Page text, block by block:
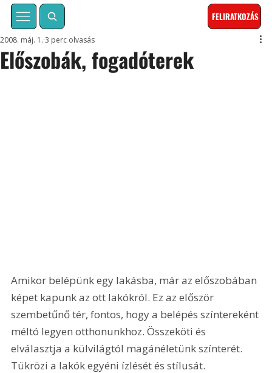
FELIRATKOZÁS
Előszobák, fogadóterek
2008. máj. 1. 3 perc olvasás
Amikor belépünk egy lakásba, már az előszobában
képet kapunk az ott lakókról. Ez az először
szembetűnő tér, fontos, hogy a belépés színtereként
méltó legyen otthonunkhoz. Összeköti és
elválasztja a külvilágtól magánéletünk színterét.
Tükrözi a lakók egyéni ízlését és stílusát.